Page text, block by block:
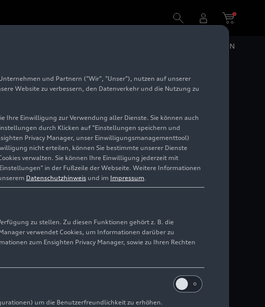
EN
zeigen
und Partnern ("Wir", "Unser"), nutzen auf unserer
Website zu verbessern, den Datenverkehr und die Nutzung zu
Ihre Einwilligung zur Verwendung aller Dienste. Sie können auch
durch Klicken auf "Einstellungen speichern und
Privacy Manager, unser Einwilligungsmanagementtool)
nicht erteilen, können Sie bestimmte unserer Dienste
verwalten. Sie können Ihre Einwilligung jederzeit mit
in der Fußzeile der Webseite. Weitere Informationen
Datenschutzhinweis und im Impressum.
zu stellen. Zu diesen Funktionen gehört z. B. die
verwendet Cookies, um Informationen darüber zu
zum Ensighten Privacy Manager, sowie zu Ihren Rechten
um die Benutzerfreundlichkeit zu erhöhen.